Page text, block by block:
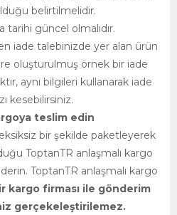
belirtilmelidir.
tarihi güncel olmalıdır.
iade talebinizde yer alan ürün
oluşturulmuş örnek bir iade
aynı bilgileri kullanarak iade
kesebilirsiniz.
teslim edin
bir şekilde paketleyerek
ToptanTR anlaşmalı kargo
ToptanTR anlaşmalı kargo
kargo firması ile gönderim
gerçekeleştirilemez.